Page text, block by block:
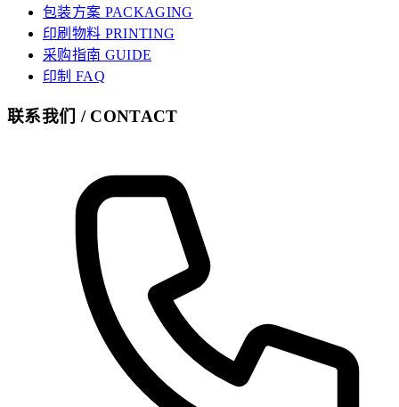
包装方案 PACKAGING
印刷物料 PRINTING
采购指南 GUIDE
印制 FAQ
联系我们 / CONTACT